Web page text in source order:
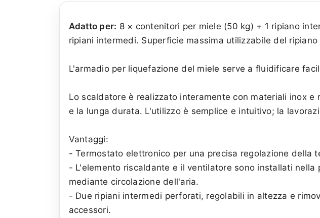
Adatto per: 8 × contenitori per miele (50 kg) + 1 ripiano
ripiani intermedi. Superficie massima utilizzabile del
L'armadio per liquefazione del miele serve a fluidificare
Lo scaldatore è realizzato interamente con materiali inox
e la lunga durata. L'utilizzo è semplice e intuitivo; la
Vantaggi:
- Termostato elettronico per una precisa regolazione della
- L'elemento riscaldante e il ventilatore sono installati
mediante circolazione dell'aria.
- Due ripiani intermedi perforati, regolabili in altezza e
accessori.